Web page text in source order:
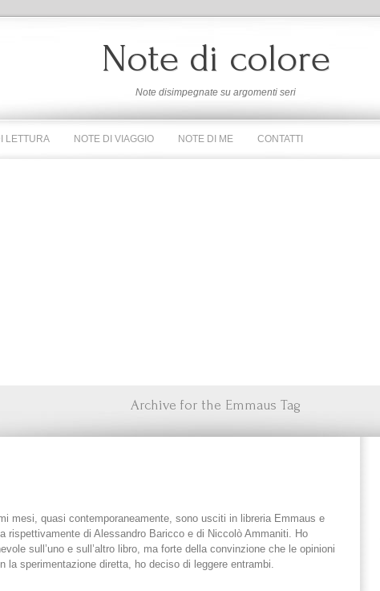
Note di colore
Note disimpegnate su argomenti seri
LETTURA NOTE DI VIAGGIO NOTE DI ME CONTATTI
Archive for the Emmaus Tag
mesi, quasi contemporaneamente, sono usciti in libreria Emmaus e
rispettivamente di Alessandro Baricco e di Niccolò Ammaniti. Ho
sull’uno e sull’altro libro, ma forte della convinzione che le opinioni
la sperimentazione diretta, ho deciso di leggere entrambi.